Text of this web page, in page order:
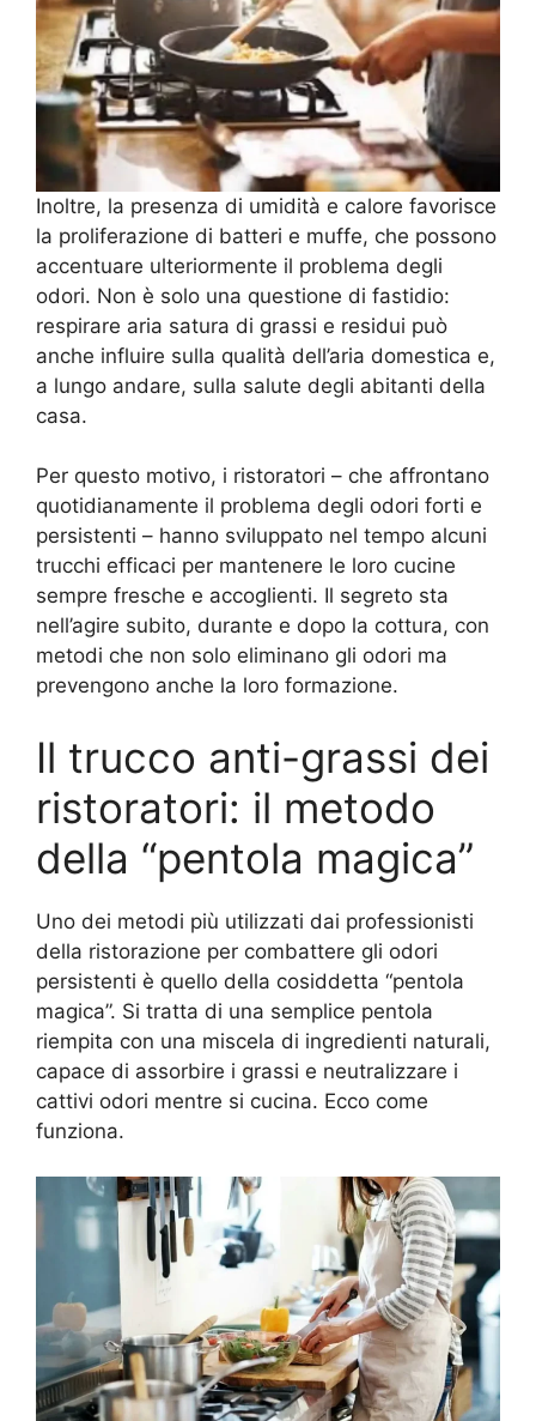
Inoltre, la presenza di umidità e calore favorisce
la proliferazione di batteri e muffe, che possono
accentuare ulteriormente il problema degli
odori. Non è solo una questione di fastidio:
respirare aria satura di grassi e residui può
anche influire sulla qualità dell’aria domestica e,
a lungo andare, sulla salute degli abitanti della
casa.
Per questo motivo, i ristoratori – che affrontano
quotidianamente il problema degli odori forti e
persistenti – hanno sviluppato nel tempo alcuni
trucchi efficaci per mantenere le loro cucine
sempre fresche e accoglienti. Il segreto sta
nell’agire subito, durante e dopo la cottura, con
metodi che non solo eliminano gli odori ma
prevengono anche la loro formazione.
Il trucco anti-grassi dei
ristoratori: il metodo
della “pentola magica”
Uno dei metodi più utilizzati dai professionisti
della ristorazione per combattere gli odori
persistenti è quello della cosiddetta “pentola
magica”. Si tratta di una semplice pentola
riempita con una miscela di ingredienti naturali,
capace di assorbire i grassi e neutralizzare i
cattivi odori mentre si cucina. Ecco come
funziona.